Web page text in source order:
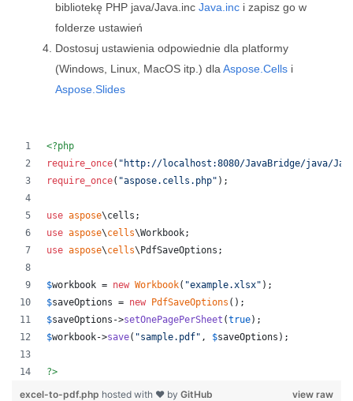
bibliotekę PHP java/Java.inc Java.inc i zapisz go w
folderze ustawień
Dostosuj ustawienia odpowiednie dla platformy
(Windows, Linux, MacOS itp.) dla Aspose.Cells i
Aspose.Slides
<?php
require_once( " http://localhost:8080/JavaBridge/java/
require_once( "aspose.cells.php" );
use aspose\cells ;
use aspose\cells\Workbook;
use aspose\cells\ PdfSaveOptions ;
$workbook = new Workbook( "example.xlsx" );
$saveOptions = new PdfSaveOptions ();
$saveOptions ->setOnePagePerSheet (true);
$workbook->save( "sample.pdf" , $saveOptions );
?>
view raw
excel-to-pdf.php hosted with ❤ by GitHub